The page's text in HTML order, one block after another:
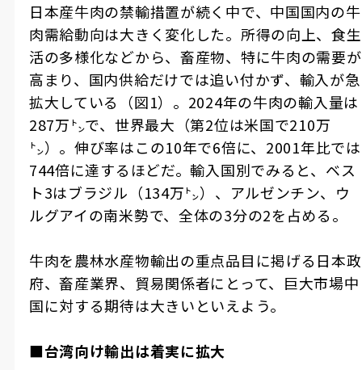
日本産牛肉の禁輸措置が続く中で、中国国内の牛
肉需給動向は大きく変化した。所得の向上、食生
活の多様化などから、畜産物、特に牛肉の需要が
高まり、国内供給だけでは追い付かず、輸入が急
拡大している（図1）。2024年の牛肉の輸入量は
287万㌧で、世界最大（第2位は米国で210万
㌧）。伸び率はこの10年で6倍に、2001年比では
744倍に達するほどだ。輸入国別でみると、ベス
ト3はブラジル（134万㌧）、アルゼンチン、ウ
ルグアイの南米勢で、全体の3分の2を占める。
牛肉を農林水産物輸出の重点品目に掲げる日本政
府、畜産業界、貿易関係者にとって、巨大市場中
国に対する期待は大きいといえよう。
■台湾向け輸出は着実に拡大